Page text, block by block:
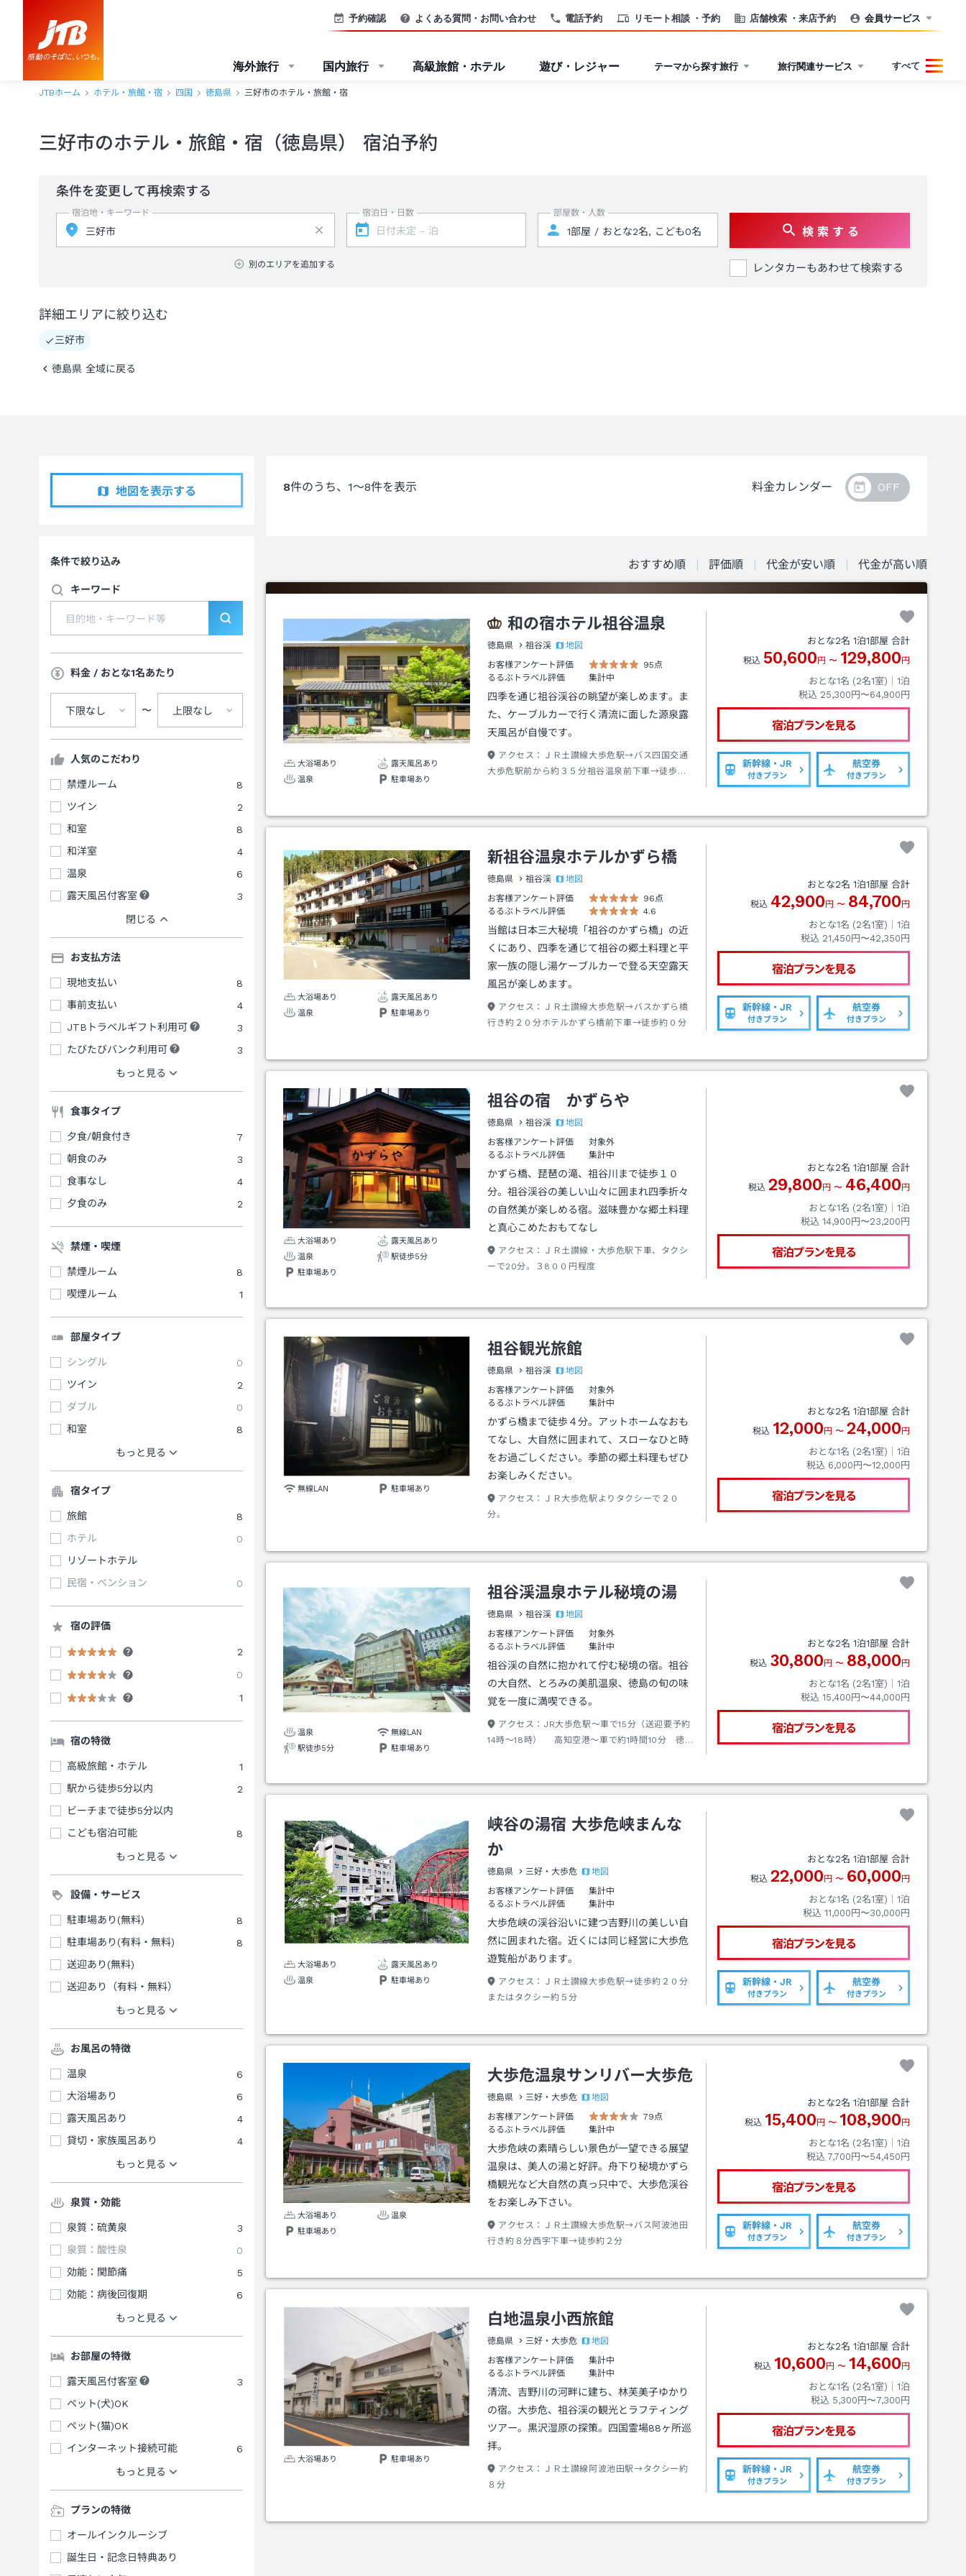
電話予約 リモート相談 ・予約 店舗検索 ・来店予約
予約確認 よくある質問・お問い合わせ 会員サービス
海外旅行 国内旅行 高級旅館・ホテル 遊び・レジャー テーマから探す旅行 旅行関連サービス すべて
JTBホーム ホテル・旅館・宿 四国 徳島県 三好市のホテル・旅館・宿
三好市のホテル・旅館・宿（徳島県） 宿泊予約
条件を変更して再検索する
宿泊地・キーワード
別のエリアを追加する
宿泊日・日数 部屋数・人数
検 索 す る
レンタカーもあわせて検索する
詳細エリアに絞り込む
三好市
徳島県 全域に戻る
地図を表示する
条件で絞り込み
キーワード
料金 / おとな1名あたり
下限なし 〜 上限なし
人気のこだわり
禁煙ルーム
8
ツイン
2
和室
8
和洋室
4
温泉
6
露天風呂付客室
3
閉じる
お支払方法
現地支払い
8
事前支払い
4
JTBトラベルギフト利用可
3
たびたびバンク利用可
3
もっと見る
食事タイプ
夕食/朝食付き
7
朝食のみ
3
食事なし
4
夕食のみ
2
禁煙・喫煙
禁煙ルーム
8
喫煙ルーム
1
部屋タイプ
シングル
0
ツイン
2
ダブル
0
和室
8
もっと見る
宿タイプ
旅館
8
ホテル
0
リゾートホテル
民宿・ペンション
0
宿の評価
2
0
1
宿の特徴
高級旅館・ホテル
1
駅から徒歩5分以内
2
ビーチまで徒歩5分以内
こども宿泊可能
8
もっと見る
設備・サービス
駐車場あり(無料)
8
駐車場あり(有料・無料)
8
送迎あり(無料)
送迎あり（有料・無料）
もっと見る
お風呂の特徴
温泉
6
大浴場あり
6
露天風呂あり
4
貸切・家族風呂あり
4
もっと見る
泉質・効能
泉質：硫黄泉
3
泉質：酸性泉
0
効能：関節痛
5
効能：病後回復期
6
もっと見る
お部屋の特徴
露天風呂付客室
3
ペット(犬)OK
ペット(猫)OK
インターネット接続可能
6
もっと見る
プランの特徴
オールインクルーシブ
誕生日・記念日特典あり
8件のうち、 1～8件を表示 料金カレンダー
おすすめ順 評価順 代金が安い順 代金が高い順
大浴場あり
露天風呂あり
温泉
駐車場あり
和の宿ホテル祖谷温泉
徳島県 祖谷渓
地図
お客様アンケート評価
95点
るるぶトラベル評価
集計中
四季を通じ祖谷渓谷の眺望が楽しめます。ま
た、ケーブルカーで行く清流に面した源泉露
天風呂が自慢です。
アクセス：
ＪＲ土讃線大歩危駅→バス四国交通
大歩危駅前から約３５分祖谷温泉前下車→徒歩約
おとな2名 1泊1部屋 合計
税込 50,600 円 〜 129,800 円
おとな1名 (2名1室)｜ 1泊
税込 25,300円〜64,900円
宿泊プランを見る
新幹線・JR
付きプラン
航空券
付きプラン
大浴場あり
露天風呂あり
温泉
駐車場あり
新祖谷温泉ホテルかずら橋
徳島県 祖谷渓
地図
お客様アンケート評価
96点
るるぶトラベル評価
4.6
当館は日本三大秘境「祖谷のかずら橋」の近
くにあり、四季を通じて祖谷の郷土料理と平
家一族の隠し湯ケーブルカーで登る天空露天
風呂が楽しめます。
アクセス：
ＪＲ土讃線大歩危駅→バスかずら橋
行き約２０分ホテルかずら橋前下車→徒歩約０分
おとな2名 1泊1部屋 合計
税込 42,900 円 〜 84,700 円
おとな1名 (2名1室)｜ 1泊
税込 21,450円〜42,350円
宿泊プランを見る
新幹線・JR
付きプラン
航空券
付きプラン
大浴場あり
露天風呂あり
温泉
駅徒歩5分
駐車場あり
祖谷の宿 かずらや
徳島県 祖谷渓
地図
お客様アンケート評価
対象外
るるぶトラベル評価
集計中
かずら橋、琵琶の滝、祖谷川まで徒歩１０
分。祖谷渓谷の美しい山々に囲まれ四季折々
の自然美が楽しめる宿。滋味豊かな郷土料理
と真心こめたおもてなし
アクセス：
ＪＲ土讃線・大歩危駅下車、タクシ
ーで20分。３8００円程度
おとな2名 1泊1部屋 合計
税込 29,800 円 〜 46,400 円
おとな1名 (2名1室)｜ 1泊
税込 14,900円〜23,200円
宿泊プランを見る
無線LAN 駐車場あり
祖谷観光旅館
徳島県 祖谷渓
地図
お客様アンケート評価
対象外
るるぶトラベル評価
集計中
かずら橋まで徒歩４分。アットホームなおも
てなし、大自然に囲まれて、スローなひと時
をお過ごしください。季節の郷土料理もぜひ
お楽しみください。
アクセス：
ＪＲ大歩危駅よりタクシーで２０
分。
おとな2名 1泊1部屋 合計
税込 12,000 円 〜 24,000 円
おとな1名 (2名1室)｜ 1泊
税込 6,000円〜12,000円
宿泊プランを見る
温泉
無線LAN
駅徒歩5分
駐車場あり
祖谷渓温泉ホテル秘境の湯
徳島県 祖谷渓
地図
お客様アンケート評価
対象外
るるぶトラベル評価
集計中
祖谷渓の自然に抱かれて佇む秘境の宿。祖谷
の大自然、とろみの美肌温泉、徳島の旬の味
覚を一度に満喫できる。
アクセス： JR大歩危駅～車で15分（送迎要予約
14時～18時） 高知空港～車で約1時間10分 徳島
おとな2名 1泊1部屋 合計
税込 30,800 円 〜 88,000 円
おとな1名 (2名1室)｜ 1泊
税込 15,400円〜44,000円
宿泊プランを見る
大浴場あり
露天風呂あり
温泉
駐車場あり
峡谷の湯宿 大歩危峡まんな
か
徳島県 三好・大歩危
地図
お客様アンケート評価
集計中
るるぶトラベル評価
集計中
大歩危峡の渓谷沿いに建つ吉野川の美しい自
然に囲まれた宿。近くには同じ経営に大歩危
遊覧船があります。
アクセス：
ＪＲ土讃線大歩危駅→徒歩約２０分
またはタクシー約５分
おとな2名 1泊1部屋 合計
税込 22,000 円 〜 60,000 円
おとな1名 (2名1室)｜ 1泊
税込 11,000円〜30,000円
宿泊プランを見る
新幹線・JR
付きプラン
航空券
付きプラン
大浴場あり
温泉
駐車場あり
大歩危温泉サンリバー大歩危
徳島県 三好・大歩危
地図
お客様アンケート評価
79点
るるぶトラベル評価
集計中
大歩危峡の素晴らしい景色が一望できる展望
温泉は、美人の湯と好評。舟下り秘境かずら
橋観光など大自然の真っ只中で、大歩危渓谷
をお楽しみ下さい。
アクセス：
ＪＲ土讃線大歩危駅→バス阿波池田
行き約８分西宇下車→徒歩約２分
おとな2名 1泊1部屋 合計
税込 15,400 円 〜 108,900 円
おとな1名 (2名1室)｜ 1泊
税込 7,700円〜54,450円
宿泊プランを見る
新幹線・JR
付きプラン
航空券
付きプラン
大浴場あり 駐車場あり
白地温泉小西旅館
徳島県 三好・大歩危
地図
お客様アンケート評価
集計中
るるぶトラベル評価
集計中
清流、吉野川の河畔に建ち、林芙美子ゆかり
の宿。大歩危、祖谷渓の観光とラフティング
ツアー。黒沢湿原の探策。四国霊場88ヶ所巡
拝。
アクセス：
ＪＲ土讃線阿波池田駅→タクシー約
８分
おとな2名 1泊1部屋 合計
税込 10,600 円 〜 14,600 円
おとな1名 (2名1室)｜ 1泊
税込 5,300円〜7,300円
宿泊プランを見る
新幹線・JR
付きプラン
航空券
付きプラン